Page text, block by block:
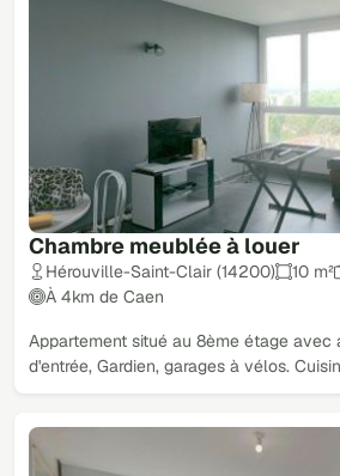
Chambre meublée à louer
Hérouville-Saint-Clair (14200) 10 m²
À 4km de Caen
Appartement situé au 8ème étage avec
d'entrée, Gardien, garages à vélos.